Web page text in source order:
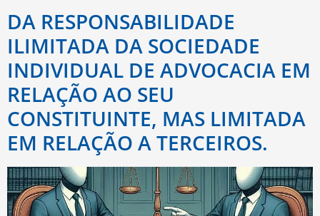
DA RESPONSABILIDADE
ILIMITADA DA SOCIEDADE
INDIVIDUAL DE ADVOCACIA EM
RELAÇÃO AO SEU
CONSTITUINTE, MAS LIMITADA
EM RELAÇÃO A TERCEIROS.